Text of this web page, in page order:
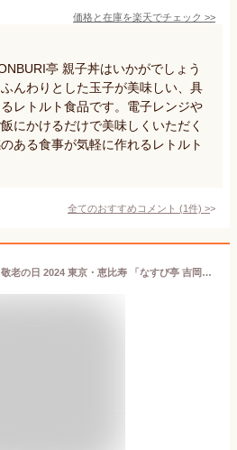
価格と在庫を楽天でチェック >>
亭 親子丼はいかがでしょう
んわりとした玉子が美味しい、具
レトルト食品です。電子レンジや
にかけるだけで美味しくいただく
ある食事が気軽に作れるレトルト
全てのおすすめコメント (1件) >
【クーポン配布中！】 敬老の日 2024 東京・恵比寿 「なすび亭 吉岡英尋監修」 こっくり旨みの牛丼のもと 5食 SK2086 惣菜 お取り寄せ 特産 手土産 お祝い 詰め合せ おすすめ 贈答品 内祝い お礼 送料無料 プレゼント ぐるめ 個包装 小分け 日持ち 丼 お返し